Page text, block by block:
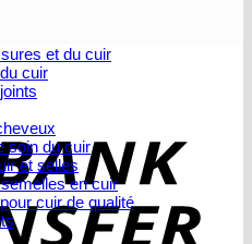
et du cuir
cuir
soin du cuir
et selles
en cuir
cuir de qualité